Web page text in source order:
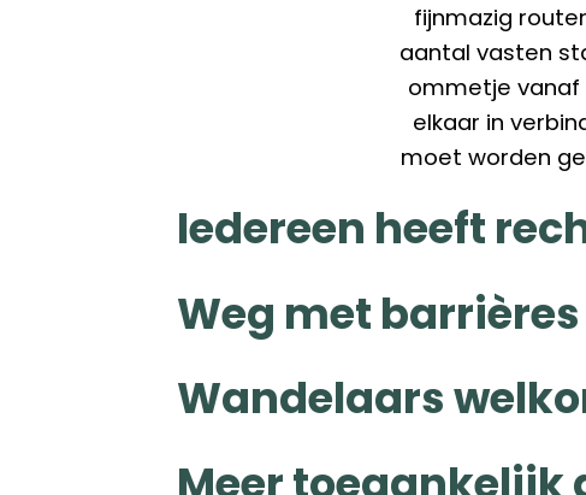
fijnmazig
aantal vasten
ommetje
elkaar in
moet worden
Iedereen heeft
Weg met barrières
Wandelaars